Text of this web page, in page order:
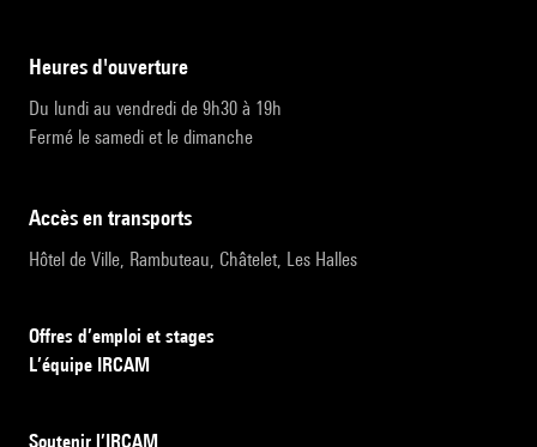
heures d'ouverture
Du lundi au vendredi de 9h30 à 19h
Fermé le samedi et le dimanche
accès en transports
Hôtel de Ville, Rambuteau, Châtelet, Les Halles
Offres d’emploi et stages
L’équipe IRCAM
Soutenir l’IRCAM